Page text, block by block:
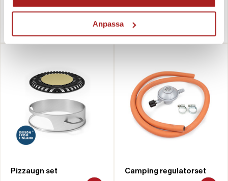
Anpassa
Pizzaugn set Camping regulatorset